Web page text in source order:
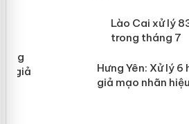
mại trong tháng 7